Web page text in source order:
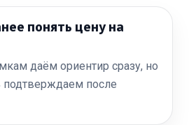
понять цену на
даём ориентир сразу, но
подтверждаем после